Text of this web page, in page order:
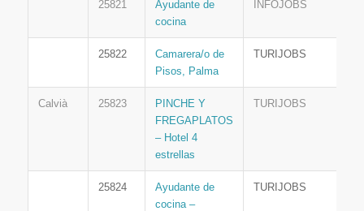
25821
Ayudante de
cocina
INFOJOBS
25822
Camarera/o de
Pisos, Palma
TURIJOBS
Calvià 25823
PINCHE Y
FREGAPLATOS
– Hotel 4
estrellas
TURIJOBS
25824
Ayudante de
cocina –
TURIJOBS